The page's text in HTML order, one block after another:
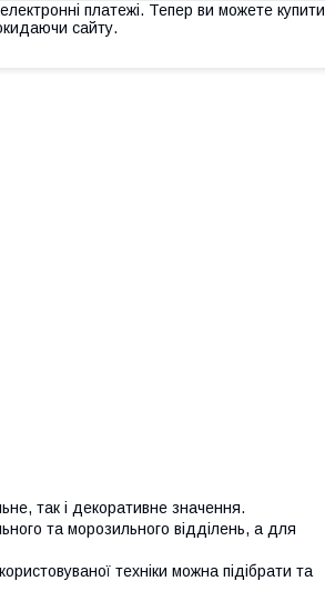
платежі. Тепер ви можете купити
сайту.
так і декоративне значення.
та морозильного відділень, а для
техніки можна підібрати та